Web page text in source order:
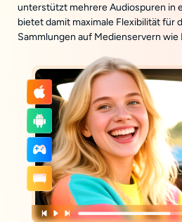
unterstützt mehrere Audiospuren in
bietet damit maximale Flexibilität für
Sammlungen auf Medienservern wie